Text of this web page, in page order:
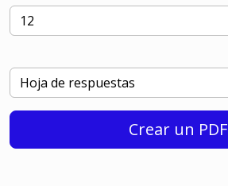
Crear un PDF